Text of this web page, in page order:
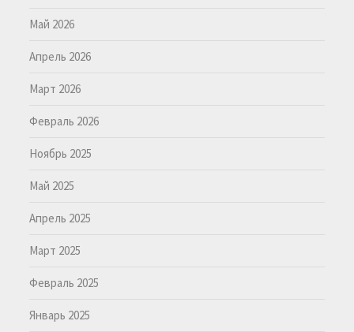
Май 2026
Апрель 2026
Март 2026
Февраль 2026
Ноябрь 2025
Май 2025
Апрель 2025
Март 2025
Февраль 2025
Январь 2025